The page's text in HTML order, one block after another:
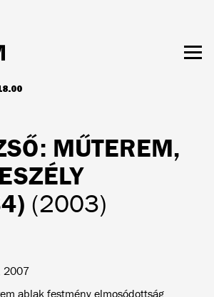
: MŰTEREM,
(2003)
2007
ablak festmény elmosódottság